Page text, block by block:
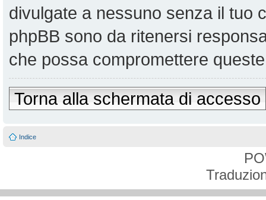
divulgate a nessuno senza il tuo
phpBB sono da ritenersi
che possa compromettere
Torna alla schermata di accesso
Indice